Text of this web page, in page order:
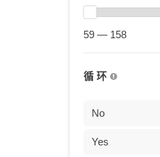
钢琴
琵琶
旅行
59 — 158
循 环
No
Yes